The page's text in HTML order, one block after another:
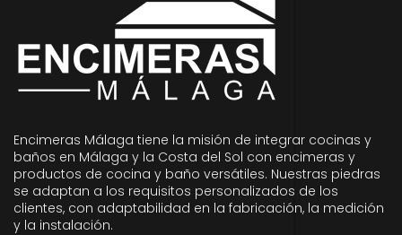
Encimeras Málaga tiene la misión de integrar cocinas y
baños en Málaga y la Costa del Sol con encimeras y
productos de cocina y baño versátiles. Nuestras piedras
se adaptan a los requisitos personalizados de los
clientes, con adaptabilidad en la fabricación, la medición
y la instalación.